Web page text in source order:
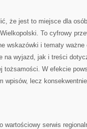
że jest to miejsce dla
To cyfrowy
wskazówki i tematy
na wyjazd, jak i treści
tożsamości. W efekcie
wpisów, lecz
wartościowy serwis